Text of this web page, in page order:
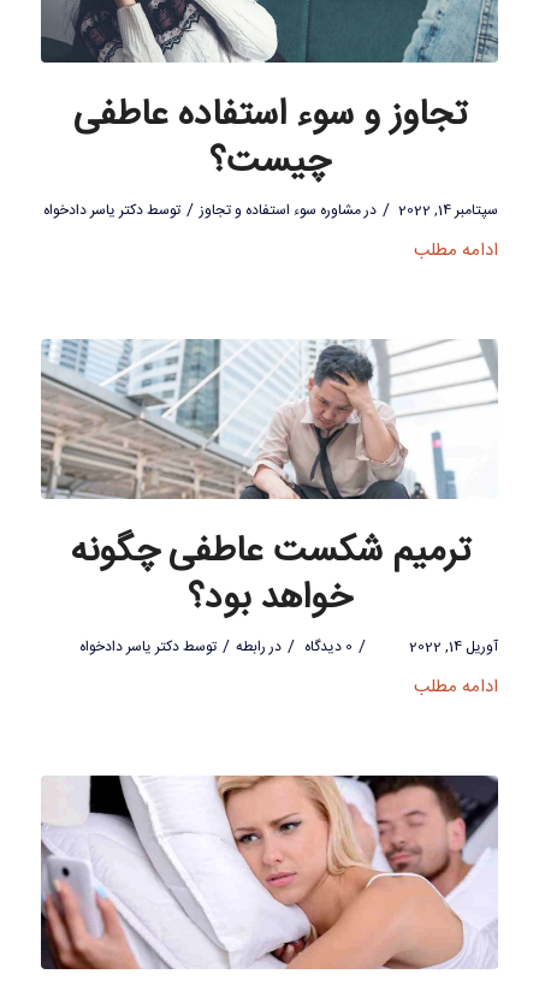
تجاوز و سوء استفاده عاطفی
چیست؟
سپتامبر 14, 2022 / درمشاوره سوء استفاده و تجاوز / توسطدکتر یاسر دادخواه
ادامه مطلب
ترمیم شکست عاطفی چگونه
خواهد بود؟
آوریل 14, 2022 / 0 دیدگاه / دررابطه / توسطدکتر یاسر دادخواه
ادامه مطلب